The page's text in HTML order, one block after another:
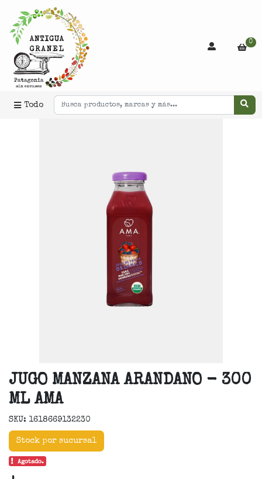
Todo
0
JUGO MANZANA ARANDANO - 300
ML AMA
SKU: 1618669132230
Stock por sucursal
Agotado.